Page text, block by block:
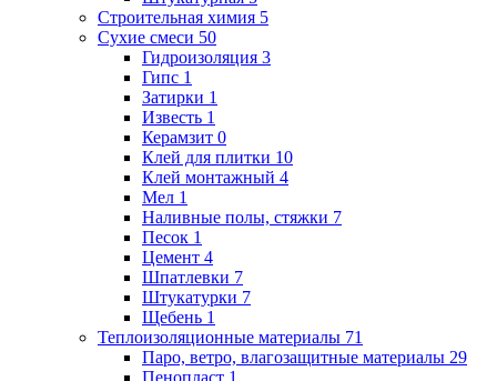
Строительная химия 5
Сухие смеси 50
Гидроизоляция 3
Гипс 1
Затирки 1
Известь 1
Керамзит 0
Клей для плитки 10
Клей монтажный 4
Мел 1
Наливные полы, стяжки 7
Песок 1
Цемент 4
Шпатлевки 7
Штукатурки 7
Щебень 1
Теплоизоляционные материалы 71
Паро, ветро, влагозащитные материалы 29